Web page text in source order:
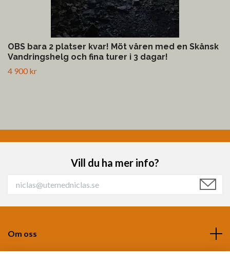
OBS bara 2 platser kvar! Möt våren med en Skånsk
Vandringshelg och fina turer i 3 dagar!
4 900 kr
Vill du ha mer info?
Om oss